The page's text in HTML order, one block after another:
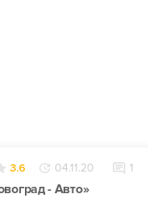
3.6 04.11.20 1
- Авто»